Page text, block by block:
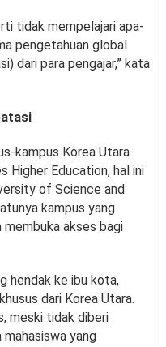
tidak mempelajari apa-
pengetahuan global
dari para pengajar,” kata
kampus Korea Utara
Higher Education, hal ini
of Science and
kampus yang
membuka akses bagi
hendak ke ibu kota,
dari Korea Utara.
meski tidak diberi
mahasiswa yang